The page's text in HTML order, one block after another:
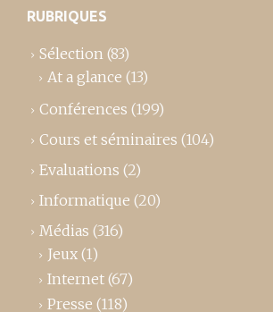
RUBRIQUES
Sélection (83)
At a glance (13)
Conférences (199)
Cours et séminaires (104)
Evaluations (2)
Informatique (20)
Médias (316)
Jeux (1)
Internet (67)
Presse (118)